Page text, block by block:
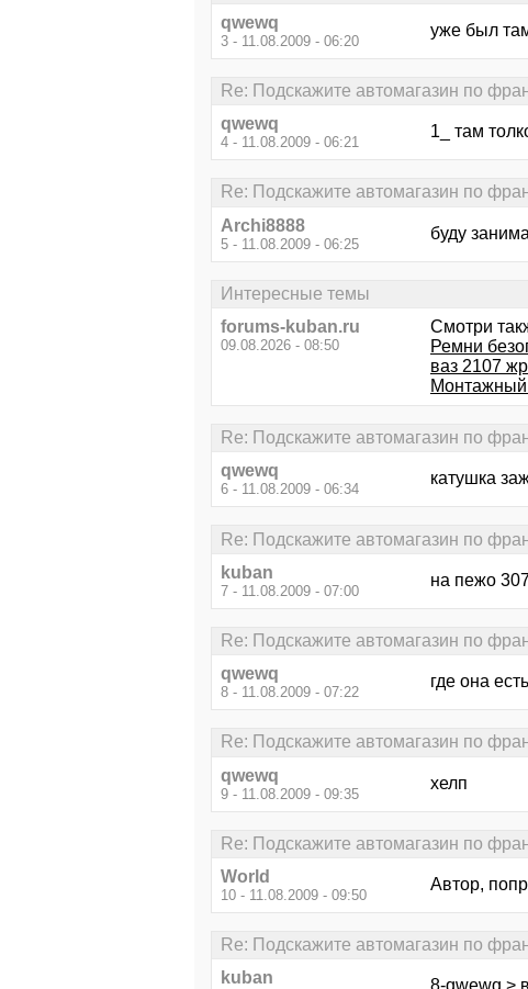
qwewq
3 - 11.08.2009 - 06:20
уже был
Re: Подскажите автомагазин по
qwewq
4 - 11.08.2009 - 06:21
1_ там
Re: Подскажите автомагазин по
Archi8888
5 - 11.08.2009 - 06:25
буду
Интересные темы
forums-kuban.ru
09.08.2026 - 08:50
Смотри
Ремни
ваз 2107
Монтажный
Re: Подскажите автомагазин по
qwewq
6 - 11.08.2009 - 06:34
катушка
Re: Подскажите автомагазин по
kuban
7 - 11.08.2009 - 07:00
на пежо
Re: Подскажите автомагазин по
qwewq
8 - 11.08.2009 - 07:22
где она
Re: Подскажите автомагазин по
qwewq
9 - 11.08.2009 - 09:35
хелп
Re: Подскажите автомагазин по
World
10 - 11.08.2009 - 09:50
Автор,
Re: Подскажите автомагазин по
kuban